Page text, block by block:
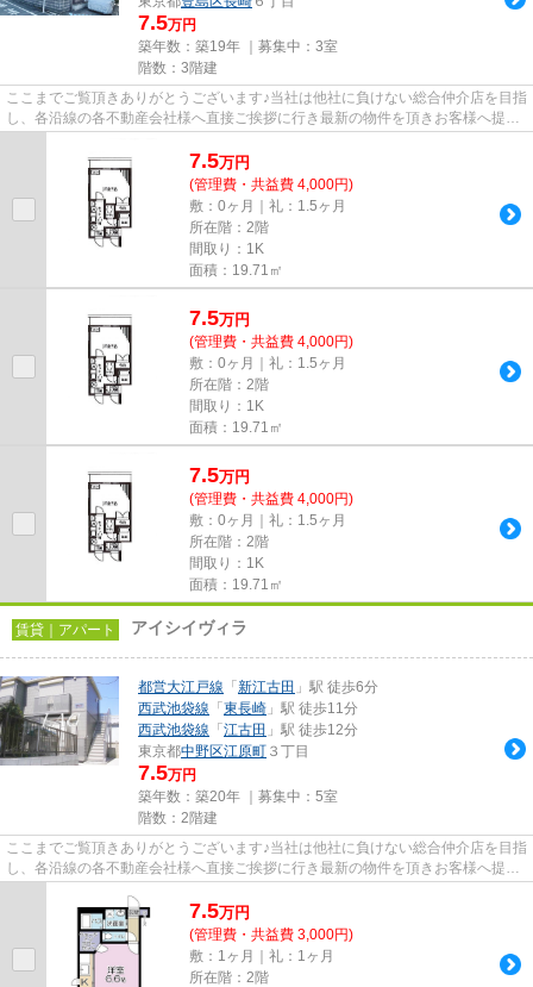
7.5万円
築年数：築19年 ｜募集中： 3室
階数：3階建
ここまでご覧頂きありがとうございます♪当社は他社に負けない総合仲介店を目指
し、各沿線の各不動産会社様へ直接ご挨拶に行き最新の物件を頂きお客様へ提供
7.5万円
(管理費・共益費 4,000円)
敷：0ヶ月｜礼：1.5ヶ月
所在階：2階
間取り：1K
面積：19.71㎡
7.5万円
(管理費・共益費 4,000円)
敷：0ヶ月｜礼：1.5ヶ月
所在階：2階
間取り：1K
面積：19.71㎡
7.5万円
(管理費・共益費 4,000円)
敷：0ヶ月｜礼：1.5ヶ月
所在階：2階
間取り：1K
面積：19.71㎡
賃貸｜アパート アイシイヴィラ
都営大江戸線 「 新江古田 」駅 徒歩6分
西武池袋線 「 東長崎 」駅 徒歩11分
西武池袋線 「 江古田 」駅 徒歩12分
東京都中野区江原町 ３丁目
7.5万円
築年数：築20年 ｜募集中： 5室
階数：2階建
ここまでご覧頂きありがとうございます♪当社は他社に負けない総合仲介店を目指
し、各沿線の各不動産会社様へ直接ご挨拶に行き最新の物件を頂きお客様へ提供
7.5万円
(管理費・共益費 3,000円)
敷：1ヶ月｜礼：1ヶ月
所在階：2階